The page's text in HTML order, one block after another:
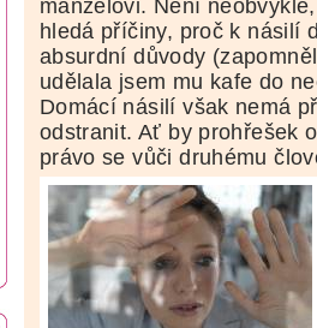
manželovi. Není
hledá příčiny, proč k násilí
absurdní důvody
udělala jsem mu kafe do
Domácí násilí však nemá
odstranit. Ať by prohřešek
právo se vůči druhému